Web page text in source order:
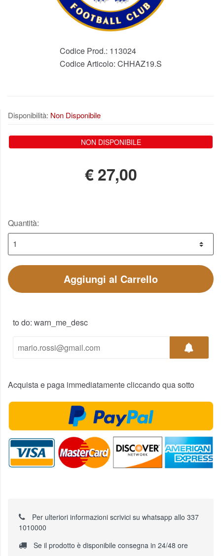
Codice Prod.: 113024
Codice Articolo: CHHAZ19.S
Disponibilità: Non Disponibile
NON DISPONIBILE
€27,00
Quantità:
Aggiungi al Carrello
to do: warn_me_desc
Acquista e paga immediatamente cliccando qua sotto
Per ulteriori informazioni scrivici su whatsapp allo 337
1010000
Se il prodotto è disponibile consegna in 24/48 ore